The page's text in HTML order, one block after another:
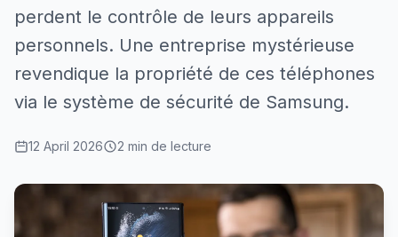
perdent le contrôle de leurs appareils
personnels. Une entreprise mystérieuse
revendique la propriété de ces téléphones
via le système de sécurité de Samsung.
12 April 2026 2 min de lecture